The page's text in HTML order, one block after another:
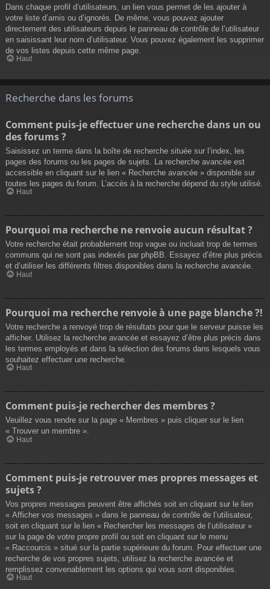
Dans chaque profil d’utilisateurs, un lien vous permet de les ajouter à
votre liste d’amis ou d’ignorés. De même, vous pouvez ajouter
directement des utilisateurs depuis le panneau de contrôle de l’utilisateur
en saisissant leur nom d’utilisateur. Vous pouvez également les supprimer
de vos listes depuis cette même page.
Haut
Recherche dans les forums
Comment puis-je effectuer une recherche dans un ou
des forums ?
Saisissez un terme dans la boîte de recherche située sur l’index, les
pages des forums ou les pages de sujets. La recherche avancée est
accessible en cliquant sur le lien « Recherche avancée » disponible sur
toutes les pages du forum. L’accès à la recherche dépend du style utilisé.
Haut
Pourquoi ma recherche ne renvoie aucun résultat ?
Votre recherche était probablement trop vague ou incluait trop de termes
communs qui ne sont pas indexés par phpBB. Essayez d’être plus précis
et d’utiliser les différents filtres disponibles dans la recherche avancée.
Haut
Pourquoi ma recherche renvoie à une page blanche ?!
Votre recherche a renvoyé trop de résultats pour que le serveur puisse les
afficher. Utilisez la recherche avancée et essayez d’être plus précis dans
les termes employés et dans la sélection des forums dans lesquels vous
souhaitez effectuer une recherche.
Haut
Comment puis-je rechercher des membres ?
Veuillez vous rendre sur la page « Membres » puis cliquer sur le lien
« Trouver un membre ».
Haut
Comment puis-je retrouver mes propres messages et
sujets ?
Vos propres messages peuvent être affichés soit en cliquant sur le lien
« Afficher vos messages » dans le panneau de contrôle de l’utilisateur,
soit en cliquant sur le lien « Rechercher les messages de l’utilisateur »
sur la page de votre propre profil ou soit en cliquant sur le menu
« Raccourcis » situé sur la partie supérieure du forum. Pour effectuer une
recherche de vos propres sujets, utilisez la recherche avancée et
remplissez convenablement les options qui vous sont disponibles.
Haut